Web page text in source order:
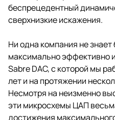
беспрецедентный
сверхнизкие искажения.
Ни одна компания не
максимально эффективно
Sabre DAC, с которой мы
лет и на протяжении
Несмотря на неизменно
эти микросхемы ЦАП
достижения